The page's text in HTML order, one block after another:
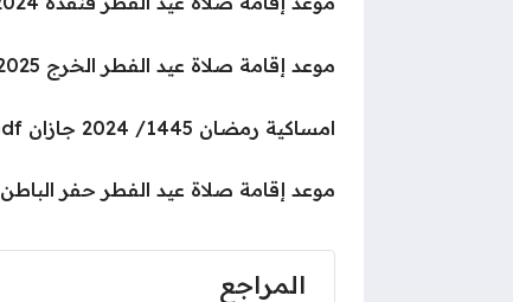
موعد إقامة صلاة عيد الفطر الخرج 2025
امساكية رمضان 1445/ 2024 جازان pdf
موعد إقامة صلاة عيد الفطر حفر الباطن 2025
المراجع